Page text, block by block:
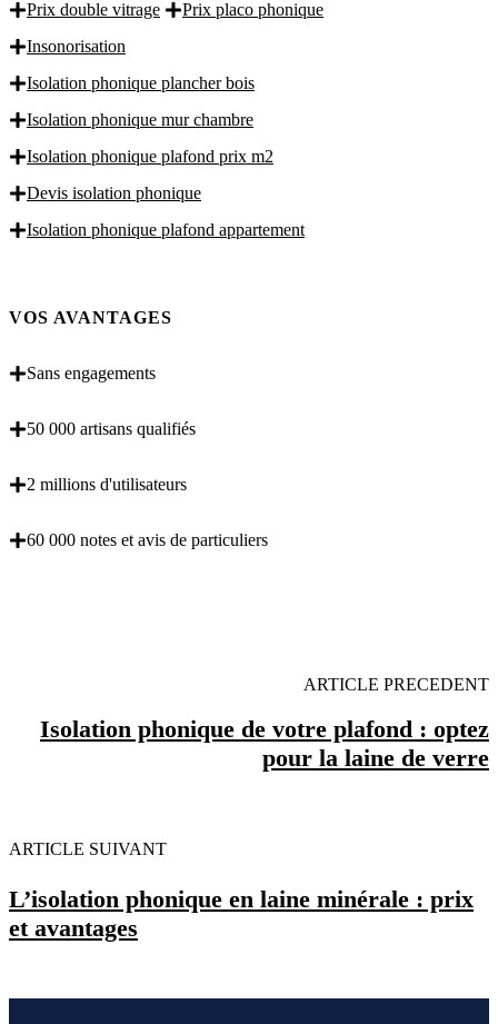
Prix double vitrage
Prix placo phonique
Insonorisation
Isolation phonique plancher bois
Isolation phonique mur chambre
Isolation phonique plafond prix m2
Devis isolation phonique
Isolation phonique plafond appartement
VOS AVANTAGES
Sans engagements
50 000 artisans qualifiés
2 millions d'utilisateurs
60 000 notes et avis de particuliers
ARTICLE PRECEDENT
Isolation phonique de votre plafond : optez
pour la laine de verre
ARTICLE SUIVANT
L’isolation phonique en laine minérale : prix
et avantages